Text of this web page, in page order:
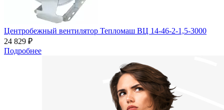
Центробежный вентилятор Тепломаш ВЦ 14-46-2-1,5-3000
24 829 ₽
Подробнее